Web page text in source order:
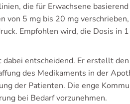
die für Erwachsene
von 5 mg bis 20 mg
Empfohlen wird, die Dosis in
entscheidend. Er erstellt
des Medikaments in der
der Patienten. Die enge
bei Bedarf vorzunehmen.